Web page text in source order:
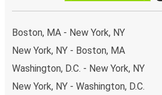
Boston, MA - New York, NY
New York, NY - Boston, MA
Washington, D.C. - New York, NY
New York, NY - Washington, D.C.